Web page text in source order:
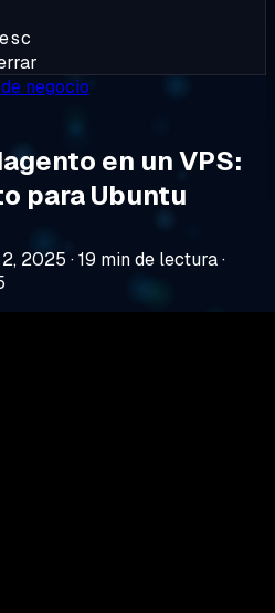
esc
negocio
en un VPS:
para Ubuntu
2025 ·19 min de lectura·